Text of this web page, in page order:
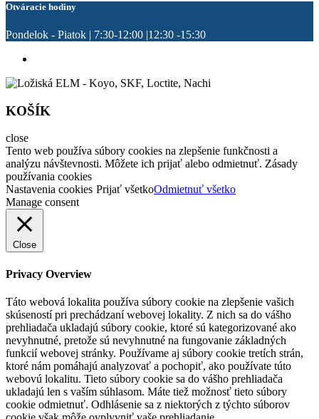
Otváracie hodiny
Pondelok - Piatok | 7:30-12:00 |12:30 -15:30
KOŠÍK
close
Tento web používa súbory cookies na zlepšenie funkčnosti a
analýzu návštevnosti. Môžete ich prijať alebo odmietnuť. Zásady
používania cookies
Nastavenia cookies Prijať všetkoOdmietnuť všetko
Manage consent
Close
Privacy Overview
Táto webová lokalita používa súbory cookie na zlepšenie vašich
skúseností pri prechádzaní webovej lokality. Z nich sa do vášho
prehliadača ukladajú súbory cookie, ktoré sú kategorizované ako
nevyhnutné, pretože sú nevyhnutné na fungovanie základných
funkcií webovej stránky. Používame aj súbory cookie tretích strán,
ktoré nám pomáhajú analyzovať a pochopiť, ako používate túto
webovú lokalitu. Tieto súbory cookie sa do vášho prehliadača
ukladajú len s vaším súhlasom. Máte tiež možnosť tieto súbory
cookie odmietnuť. Odhlásenie sa z niektorých z týchto súborov